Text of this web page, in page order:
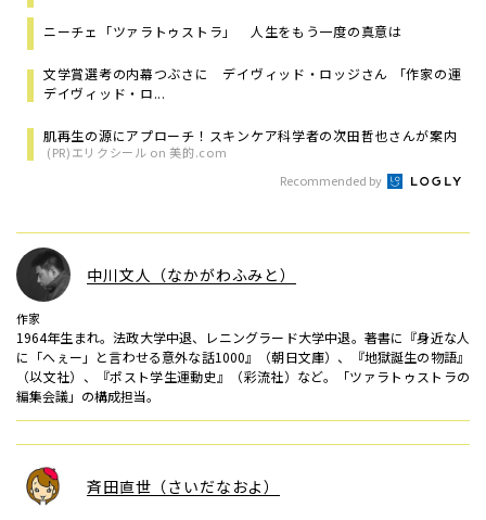
ニーチェ「ツァラトゥストラ」 人生をもう一度の真意は
文学賞選考の内幕つぶさに デイヴィッド・ロッジさん 「作家の運
デイヴィッド・ロ...
肌再生の源にアプローチ！スキンケア科学者の次田哲也さんが案内
(PR)エリクシール on 美的.com
Recommended by
中川文人（なかがわふみと）
作家
1964年生まれ。法政大学中退、レニングラード大学中退。著書に『身近な人
に「へぇー」と言わせる意外な話1000』（朝日文庫）、『地獄誕生の物語』
（以文社）、『ポスト学生運動史』（彩流社）など。「ツァラトゥストラの
編集会議」の構成担当。
斉田直世（さいだなおよ）